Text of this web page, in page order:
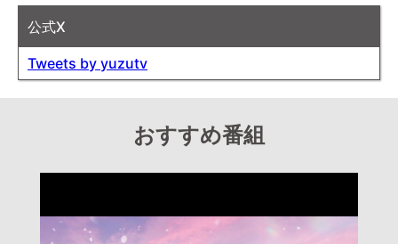
公式X
Tweets by yuzutv
おすすめ番組